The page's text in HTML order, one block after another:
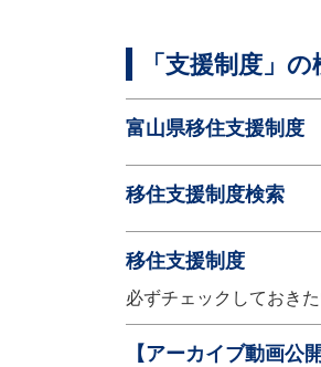
「支援制度」
富山県移住支援制度
移住支援制度検索
移住支援制度
必ずチェックしておき
【アーカイブ動画